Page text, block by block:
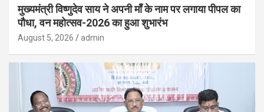
मुख्यमंत्री विष्णुदेव साय ने अपनी माँ के नाम पर लगाया पीपल का
पौधा, वन महोत्सव-2026 का हुआ शुभारंभ
August 5, 2026 admin